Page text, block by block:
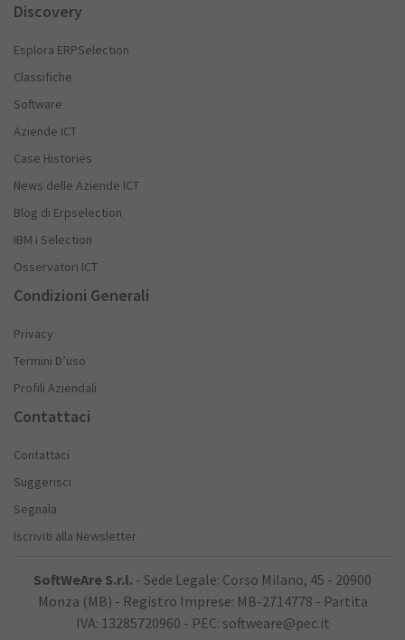
Discovery
Esplora ERPSelection
Classifiche
Software
Aziende ICT
Case Histories
News delle Aziende ICT
Blog di Erpselection
IBM i Selection
Osservatori ICT
Condizioni Generali
Privacy
Termini D’uso
Profili Aziendali
Contattaci
Contattaci
Suggerisci
Segnala
Iscriviti alla Newsletter
SoftWeAre S.r.l. - Sede Legale: Corso Milano, 45 - 20900
Monza (MB) - Registro Imprese: MB-2714778 - Partita
IVA: 13285720960 - PEC: softweare@pec.it